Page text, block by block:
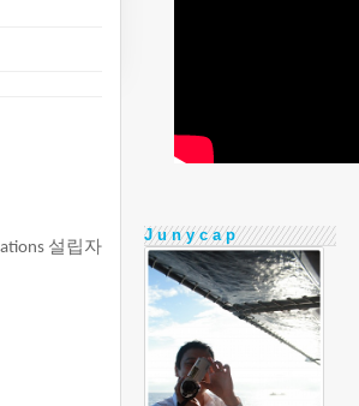
설립자
J u n y c a p